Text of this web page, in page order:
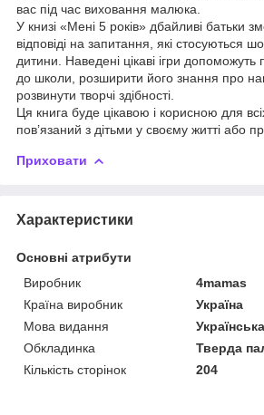
вас під час виховання малюка.
У книзі «Мені 5 років» дбайливі батьки
відповіді на запитання, які стосуються
дитини. Наведені цікаві ігри допоможуть
до школи, розширити його знання про
розвинути творчі здібності.
Ця книга буде цікавою і корисною для
пов’язаний з дітьми у своєму житті або
Приховати
Характеристики
Основні атрибути
Виробник
4mamas
Країна виробник
Україна
Мова видання
Українська
Обкладинка
Тверда
Кількість сторінок
204